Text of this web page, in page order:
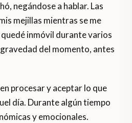
negándose a hablar. Las
mejillas mientras se me
inmóvil durante varios
del momento, antes
procesar y aceptar lo que
día. Durante algún tiempo
y emocionales.